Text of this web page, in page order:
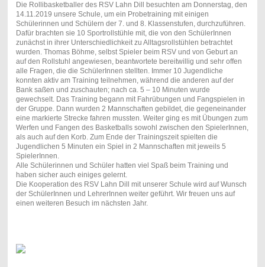
Die Rollibasketballer des RSV Lahn Dill besuchten am Donnerstag, den
14.11.2019 unsere Schule, um ein Probetraining mit einigen
Schülerinnen und Schülern der 7. und 8. Klassenstufen, durchzuführen.
Dafür brachten sie 10 Sportrollstühle mit, die von den SchülerInnen
zunächst in ihrer Unterschiedlichkeit zu Alltagsrollstühlen betrachtet
wurden. Thomas Böhme, selbst Spieler beim RSV und von Geburt an
auf den Rollstuhl angewiesen, beantwortete bereitwillig und sehr offen
alle Fragen, die die SchülerInnen stellten. Immer 10 Jugendliche
konnten aktiv am Training teilnehmen, während die anderen auf der
Bank saßen und zuschauten; nach ca. 5 – 10 Minuten wurde
gewechselt. Das Training begann mit Fahrübungen und Fangspielen in
der Gruppe. Dann wurden 2 Mannschaften gebildet, die gegeneinander
eine markierte Strecke fahren mussten. Weiter ging es mit Übungen zum
Werfen und Fangen des Basketballs sowohl zwischen den SpielerInnen,
als auch auf den Korb. Zum Ende der Trainingszeit spielten die
Jugendlichen 5 Minuten ein Spiel in 2 Mannschaften mit jeweils 5
SpielerInnen.
Alle Schülerinnen und Schüler hatten viel Spaß beim Training und
haben sicher auch einiges gelernt.
Die Kooperation des RSV Lahn Dill mit unserer Schule wird auf Wunsch
der SchülerInnen und LehrerInnen weiter geführt. Wir freuen uns auf
einen weiteren Besuch im nächsten Jahr.